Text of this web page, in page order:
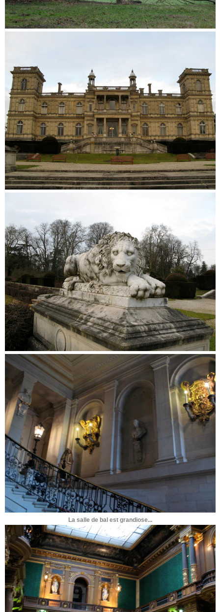
La salle de bal est grandiose...